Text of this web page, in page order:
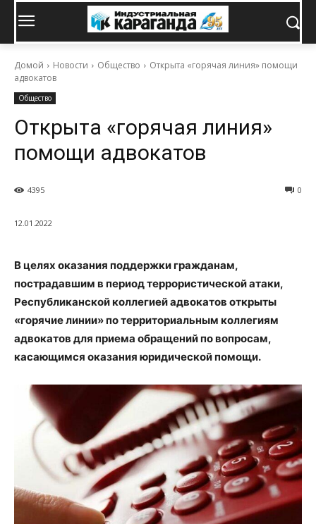
Домой Новости Общество
Открыта «горячая линия» помощи
адвокатов
Общество
Открыта «горячая линия»
помощи адвокатов
0
4395
12.01.2022
В целях оказания поддержки гражданам,
пострадавшим в период террористической атаки,
Республиканской коллегией адвокатов открыты
«горячие линии» по территориальным коллегиям
адвокатов для приема обращений по вопросам,
касающимся оказания юридической помощи.